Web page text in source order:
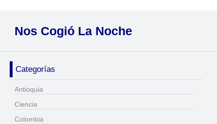
Nos Cogió La Noche
Categorías
Antioquia
Ciencia
Colombia